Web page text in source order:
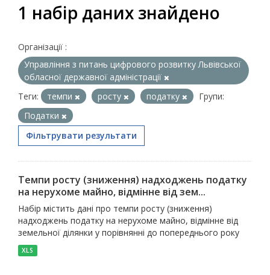
1 набір даних знайдено
Організації :
Управління з питань цифрового розвитку Львівської
обласної державної адміністрації
Теги:
темпи росту податку
Групи:
Податки
Фільтрувати результати
Темпи росту (зниження) надходжень податку
на нерухоме майно, відмінне від зем...
Набір містить дані про темпи росту (зниження)
надходжень податку на нерухоме майно, відмінне від
земельної ділянки у порівнянні до попереднього року
XLS